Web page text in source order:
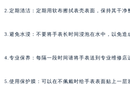
2.定期清洁：定期用软布擦拭表壳表面，保持其干净
3.避免水浸：不要将手表长时间浸泡在水中，以免造
4.专业保养：每隔一段时间请将手表送到专业维修店
5.使用保护膜：可以在不佩戴时给手表表面贴上一层